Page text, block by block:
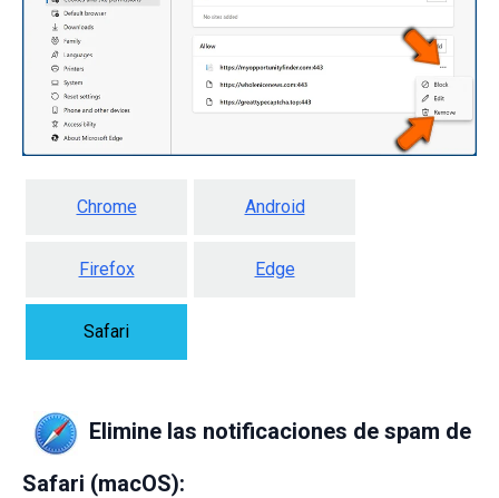
Chrome Android
Firefox Edge
Safari
Elimine las notificaciones de spam de
Safari (macOS):